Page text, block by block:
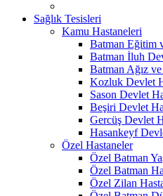
Sağlık Tesisleri
Kamu Hastaneleri
Batman Eğitim
Batman İluh
Batman Ağız
Kozluk Devlet
Sason Devlet
Beşiri Devlet
Gercüş Devlet
Hasankeyf
Özel Hastaneler
Özel Batman
Özel Batman
Özel Zilan